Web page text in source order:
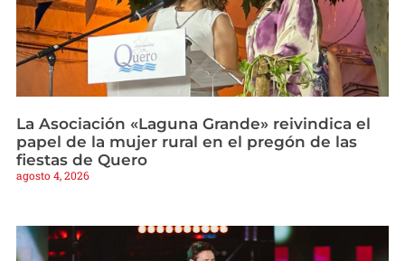
La Asociación «Laguna Grande» reivindica el
papel de la mujer rural en el pregón de las
fiestas de Quero
agosto 4, 2026